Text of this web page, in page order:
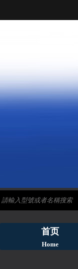
首页
Home